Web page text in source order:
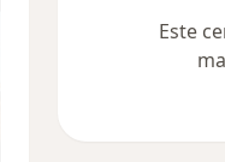
Este